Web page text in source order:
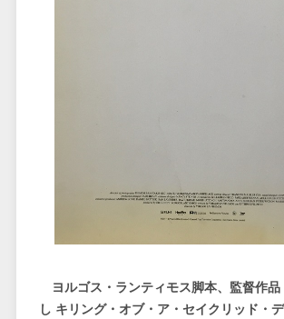
ヨルゴス・ランティモス脚本、監督作
し キリング・オブ・ア・セイクリッド・